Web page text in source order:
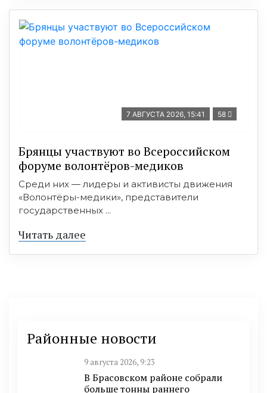
7 АВГУСТА 2026, 15:41 58
Брянцы участвуют во Всероссийском
форуме волонтёров-медиков
Среди них — лидеры и активисты движения
«Волонтёры-медики», представители
государственных ...
Читать далее
Районные новости
9 августа 2026, 9:23
В Брасовском районе собрали
больше тонны раннего